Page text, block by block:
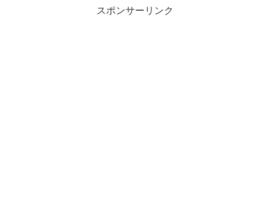
スポンサーリンク